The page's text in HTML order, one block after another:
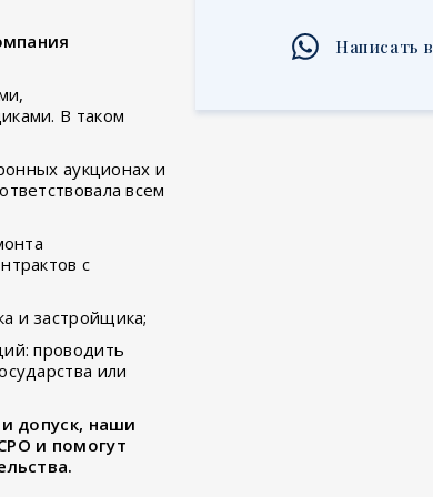
В таком
аукционах и
всем
с
и застройщика;
проводить
или
допуск, наши
и помогут
Написать в